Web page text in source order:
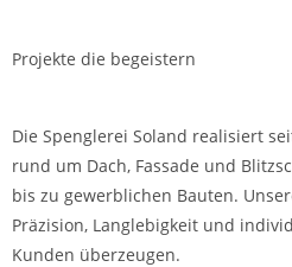
Projekte die begeistern
Die Spenglerei Soland realisiert
rund um Dach, Fassade und
bis zu gewerblichen Bauten.
Präzision, Langlebigkeit und
Kunden überzeugen.